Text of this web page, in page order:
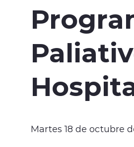
Martes 18 de octubre